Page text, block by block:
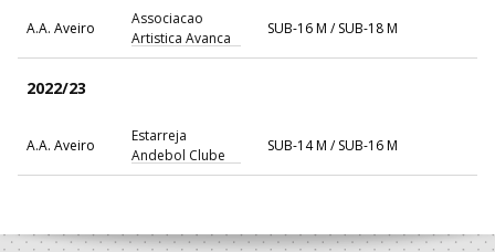
A.A. Aveiro
Associacao
Artistica Avanca
SUB-16 M / SUB-18 M
2022/23
A.A. Aveiro
Estarreja
Andebol Clube
SUB-14 M / SUB-16 M